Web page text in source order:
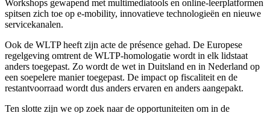
Workshops gewapend met multimediatools en online-leerplatformen
spitsen zich toe op e-mobility, innovatieve technologieën en nieuwe
servicekanalen.
Ook de WLTP heeft zijn acte de présence gehad. De Europese
regelgeving omtrent de WLTP-homologatie wordt in elk lidstaat
anders toegepast. Zo wordt de wet in Duitsland en in Nederland op
een soepelere manier toegepast. De impact op fiscaliteit en de
restantvoorraad wordt dus anders ervaren en anders aangepakt.
Ten slotte zijn we op zoek naar de opportuniteiten om in de